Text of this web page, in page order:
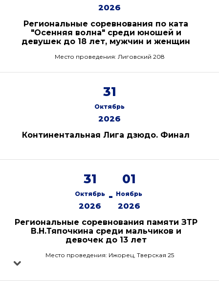
2026
Региональные соревнования по ката
"Осенняя волна" среди юношей и
девушек до 18 лет, мужчин и женщин
Место проведения: Лиговский 208
31
Октябрь
2026
Континентальная Лига дзюдо. Финал
31
Октябрь
2026
-
01
Ноябрь
2026
Региональные соревнования памяти ЗТР
В.Н.Тяпочкина среди мальчиков и
девочек до 13 лет
Место проведения: Ижорец, Тверская 25